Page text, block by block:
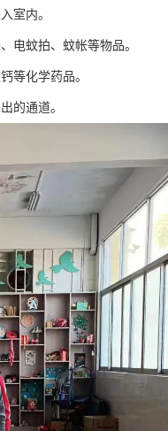
室内。
电蚊拍、蚊帐等物品。
等化学药品。
的通道。